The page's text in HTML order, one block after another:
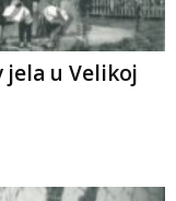
jela u Velikoj